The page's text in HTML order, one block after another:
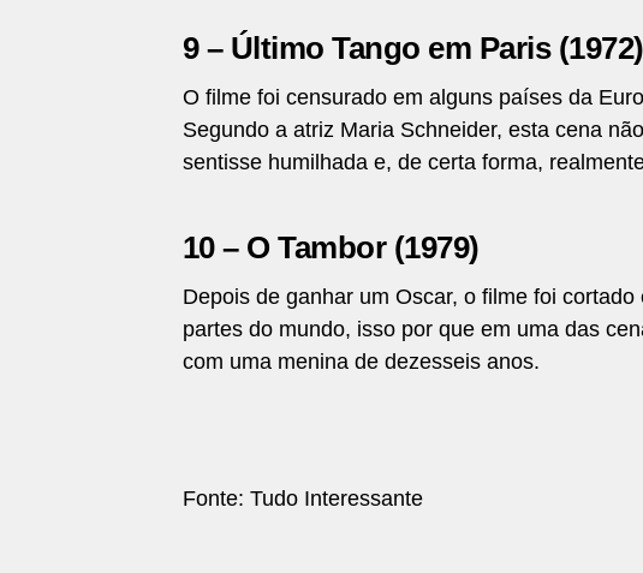
9 – Último Tango em Paris (1972)
O filme foi censurado em alguns países da
Segundo a atriz Maria Schneider, esta cena
sentisse humilhada e, de certa forma,
10 – O Tambor (1979)
Depois de ganhar um Oscar, o filme foi
partes do mundo, isso por que em uma das
com uma menina de dezesseis anos.
Fonte: Tudo Interessante